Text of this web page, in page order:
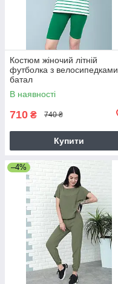
Костюм жіночий літній
футболка з велосипедками
батал
В наявності
710 ₴ 740 ₴
Купити
–4%